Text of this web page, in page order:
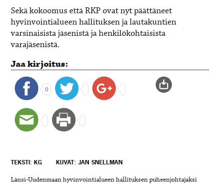
Sekä kokoomus että RKP ovat nyt päättäneet
hyvinvointialueen hallituksen ja lautakuntien
varsinaisista jäsenistä ja henkilökohtaisista
varajäsenistä.
Jaa kirjoitus:
0
TEKSTI: KG KUVAT: JAN SNELLMAN
Länsi-Uudenmaan hyvinvointialueenhallituksen puheenjohtajaksi